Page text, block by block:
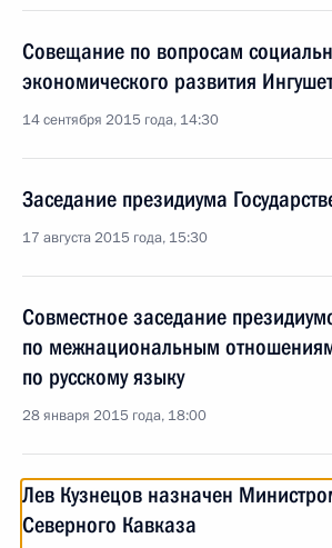
Совещание по вопросам
экономического развития
14 сентября 2015 года, 14:30
Заседание президиума
17 августа 2015 года, 15:30
Совместное заседание
по межнациональным
по русскому языку
28 января 2015 года, 18:00
Лев Кузнецов назначен
Северного Кавказа